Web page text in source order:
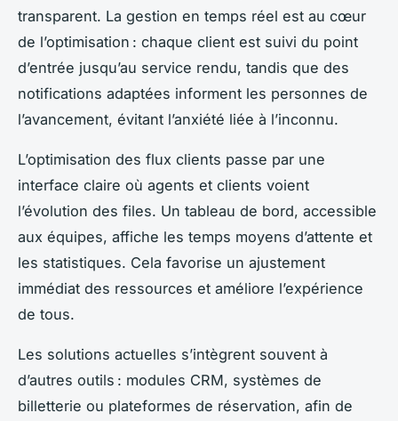
transparent. La gestion en temps réel est au cœur
de l’optimisation : chaque client est suivi du point
d’entrée jusqu’au service rendu, tandis que des
notifications adaptées informent les personnes de
l’avancement, évitant l’anxiété liée à l’inconnu.
L’optimisation des flux clients passe par une
interface claire où agents et clients voient
l’évolution des files. Un tableau de bord, accessible
aux équipes, affiche les temps moyens d’attente et
les statistiques. Cela favorise un ajustement
immédiat des ressources et améliore l’expérience
de tous.
Les solutions actuelles s’intègrent souvent à
d’autres outils : modules CRM, systèmes de
billetterie ou plateformes de réservation, afin de